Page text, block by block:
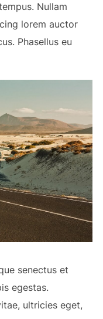
Nullam
lorem auctor
Phasellus eu
senectus et
egestas.
ultricies eget,